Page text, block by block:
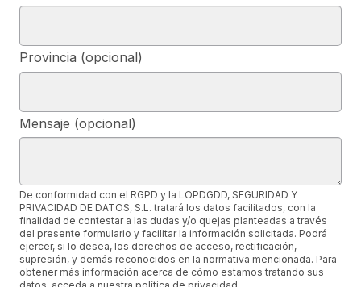
Provincia (opcional)
Mensaje (opcional)
De conformidad con el RGPD y la LOPDGDD, SEGURIDAD Y
PRIVACIDAD DE DATOS, S.L. tratará los datos facilitados, con la
finalidad de contestar a las dudas y/o quejas planteadas a través
del presente formulario y facilitar la información solicitada. Podrá
ejercer, si lo desea, los derechos de acceso, rectificación,
supresión, y demás reconocidos en la normativa mencionada. Para
obtener más información acerca de cómo estamos tratando sus